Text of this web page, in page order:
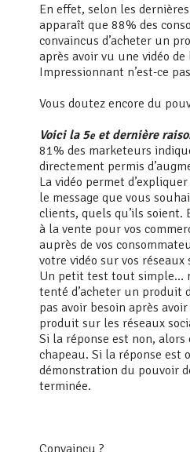
En effet, selon les
apparaît que 88% des
convaincus d’acheter un
après avoir vu une vidéo de
Impressionnant n’est-ce
Vous doutez encore du
Voici la 5eet dernière
81% des marketeurs
directement permis
La vidéo permet
le message que vous
clients, quels qu’ils soient.
à la vente pour vos
auprès de vos
votre vidéo sur vos réseaux
Un petit test tout simple…
tenté d’acheter un produit
pas avoir besoin après
produit sur les réseaux
Si la réponse est non,
chapeau. Si la réponse est
démonstration du pouvoir
terminée.
Convaincu ?